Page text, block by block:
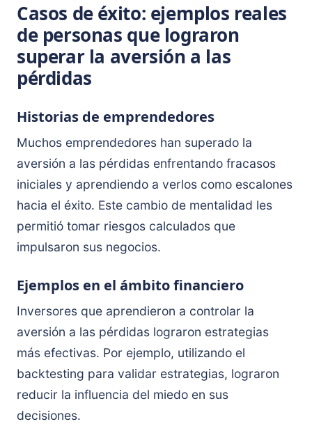
Casos de éxito: ejemplos reales
de personas que lograron
superar la aversión a las
pérdidas
Historias de emprendedores
Muchos emprendedores han superado la
aversión a las pérdidas enfrentando fracasos
iniciales y aprendiendo a verlos como escalones
hacia el éxito. Este cambio de mentalidad les
permitió tomar riesgos calculados que
impulsaron sus negocios.
Ejemplos en el ámbito financiero
Inversores que aprendieron a controlar la
aversión a las pérdidas lograron estrategias
más efectivas. Por ejemplo, utilizando el
backtesting para validar estrategias, lograron
reducir la influencia del miedo en sus
decisiones.